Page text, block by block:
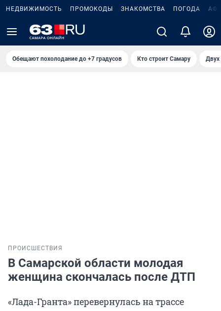
НЕДВИЖИМОСТЬ ПРОМОКОДЫ ЗНАКОМСТВА ПОГОДА
Обещают похолодание до +7 градусов Кто строит Самару Двух
ПРОИСШЕСТВИЯ
В Самарской области молодая
женщина скончалась после ДТП
«Лада-Гранта» перевернулась на трассе